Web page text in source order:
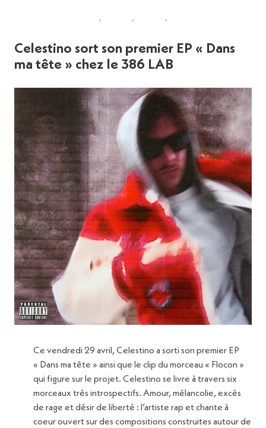
Celestino sort son premier EP « Dans
ma tête » chez le 386 LAB
Ce vendredi 29 avril, Celestino a sorti son premier EP
« Dans ma tête » ainsi que le clip du morceau « Flocon »
qui figure sur le projet. Celestino se livre à travers six
morceaux très introspectifs. Amour, mélancolie, excès
de rage et désir de liberté : l’artiste rap et chante à
coeur ouvert sur des compositions construites autour de